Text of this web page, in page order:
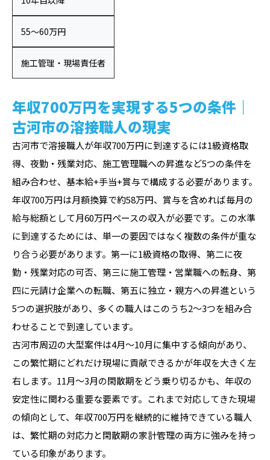
55〜60万円
施工管理・現場責任者
年収700万円を実現する5つの条件｜
古河市の溶接職人の現実
古河市で溶接職人が年収700万円に到達するには1級資格取
得、夜勤・残業対応、施工管理職への昇進など5つの条件を
組み合わせ、基本給+手当+賞与で構成する必要があります。
年収700万円は月額換算で約58万円、賞与を含めれば毎月の
給与総額として月60万円ペースの収入が必要です。この水準
に到達するためには、単一の要因ではなく複数の条件が重な
り合う必要があります。第一に1級資格の取得、第二に夜
勤・残業対応の可否、第三に施工管理・営業職への転身、第
四に元請け企業への転職、第五に独立・親方への昇進という
5つの選択肢があり、多くの職人はこのうち2〜3つを組み合
わせることで到達しています。
古河市周辺の大型案件は4月〜10月に集中する傾向があり、
この繁忙期にどれだけ現場に貢献できるかが年収を大きく左
右します。11月〜3月の閑散期をどう乗り切るかも、年収の
安定性に関わる重要な要素です。これまで対応してきた現場
の傾向として、年収700万円を継続的に維持できている職人
は、繁忙期の対応力と閑散期の家計管理の両方に強みを持っ
ている印象があります。